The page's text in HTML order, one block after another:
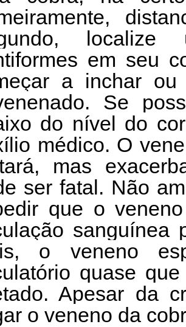
em seu
a inchar
Se
do nível do
médico. O
mas
ser fatal. Não
que o
sanguínea
o veneno
quase
Apesar da
o veneno da